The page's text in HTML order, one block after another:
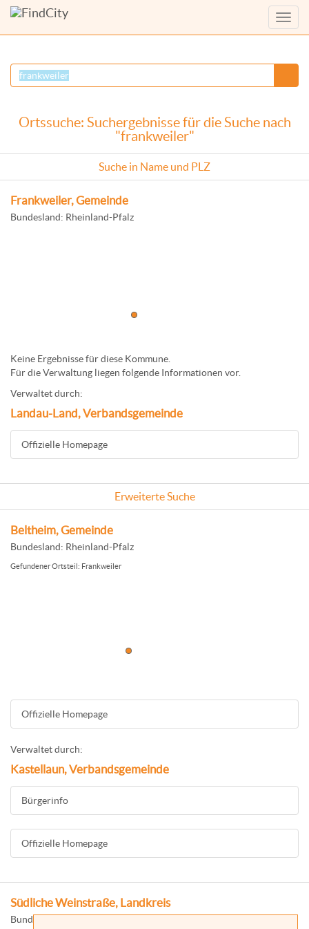
Menü
Ortssuche: Suchergebnisse für die Suche nach
"frankweiler"
Suche in Name und PLZ
Frankweiler, Gemeinde
Bundesland: Rheinland-Pfalz
Keine Ergebnisse für diese Kommune.
Für die Verwaltung liegen folgende Informationen vor.
Verwaltet durch:
Landau-Land, Verbandsgemeinde
Offizielle Homepage
Erweiterte Suche
Beltheim, Gemeinde
Bundesland: Rheinland-Pfalz
Gefundener Ortsteil: Frankweiler
Offizielle Homepage
Verwaltet durch:
Kastellaun, Verbandsgemeinde
Bürgerinfo
Offizielle Homepage
Südliche Weinstraße, Landkreis
Bundesland: Rheinland-Pfalz